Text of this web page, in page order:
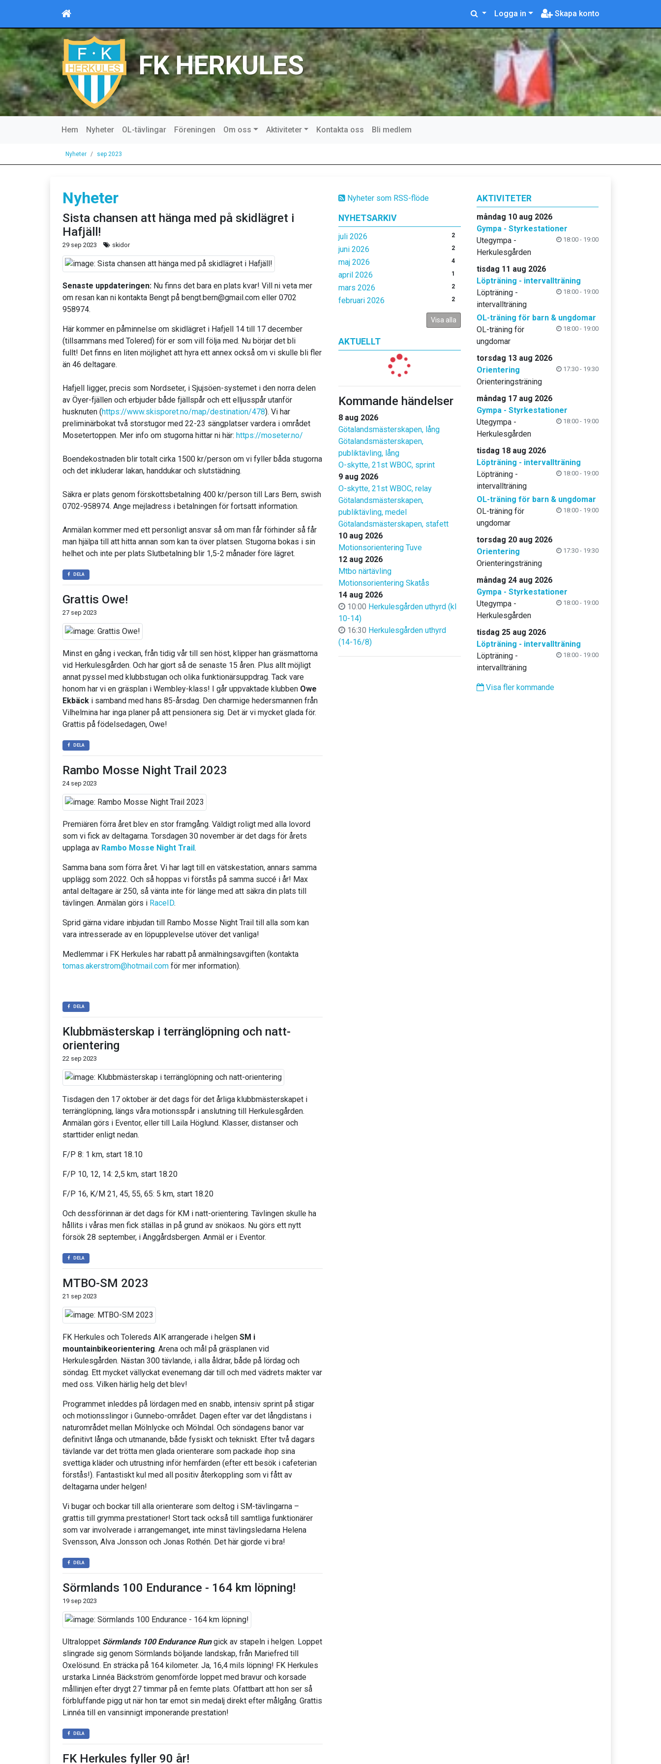
Logga in Skapa konto
FK HERKULES
Hem Nyheter OL-tävlingar Föreningen Om oss Aktiviteter Kontakta oss Bli medlem
Nyheter sep 2023
Nyheter som RSS-flöde
NYHETSARKIV
juli 2026 2
juni 2026 2
maj 2026 4
april 2026 1
mars 2026 2
februari 2026 2
Visa alla
AKTUELLT
Kommande händelser
8 aug 2026
Götalandsmästerskapen, lång
Götalandsmästerskapen,
publiktävling, lång
O-skytte, 21st WBOC, sprint
9 aug 2026
O-skytte, 21st WBOC, relay
Götalandsmästerskapen,
publiktävling, medel
Götalandsmästerskapen, stafett
10 aug 2026
Motionsorientering Tuve
12 aug 2026
Mtbo närtävling
Motionsorientering Skatås
14 aug 2026
10:00 Herkulesgården uthyrd (kl
10-14)
16:30 Herkulesgården uthyrd
(14-16/8)
Nyheter
Sista chansen att hänga med på skidlägret i
Hafjäll!
29 sep 2023 skidor
Senaste uppdateringen: Nu finns det bara en plats kvar! Vill ni veta mer
om resan kan ni kontakta Bengt på bengt.bern@gmail.com eller 0702
958974.
Här kommer en påminnelse om skidlägret i Hafjell 14 till 17 december
(tillsammans med Tolered) för er som vill följa med. Nu börjar det bli
fullt! Det finns en liten möjlighet att hyra ett annex också om vi skulle bli fler
än 46 deltagare.
Hafjell ligger, precis som Nordseter, i Sjujsöen-systemet i den norra delen
av Öyer-fjällen och erbjuder både fjällspår och ett elljusspår utanför
husknuten (https://www.skisporet.no/map/destination/478). Vi har
preliminärbokat två storstugor med 22-23 sängplatser vardera i området
Mosetertoppen. Mer info om stugorna hittar ni här: https://moseter.no/
Boendekostnaden blir totalt cirka 1500 kr/person om vi fyller båda stugorna
och det inkluderar lakan, handdukar och slutstädning.
Säkra er plats genom förskottsbetalning 400 kr/person till Lars Bern, swish
0702-958974. Ange mejladress i betalningen för fortsatt information.
Anmälan kommer med ett personligt ansvar så om man får förhinder så får
man hjälpa till att hitta annan som kan ta över platsen. Stugorna bokas i sin
helhet och inte per plats Slutbetalning blir 1,5-2 månader före lägret.
DELA
Grattis Owe!
27 sep 2023
Minst en gång i veckan, från tidig vår till sen höst, klipper han gräsmattorna
vid Herkulesgården. Och har gjort så de senaste 15 åren. Plus allt möjligt
annat pyssel med klubbstugan och olika funktionärsuppdrag. Tack vare
honom har vi en gräsplan i Wembley-klass! I går uppvaktade klubben Owe
Ekbäck i samband med hans 85-årsdag. Den charmige hedersmannen från
Vilhelmina har inga planer på att pensionera sig. Det är vi mycket glada för.
Grattis på födelsedagen, Owe!
DELA
Rambo Mosse Night Trail 2023
24 sep 2023
Premiären förra året blev en stor framgång. Väldigt roligt med alla lovord
som vi fick av deltagarna. Torsdagen 30 november är det dags för årets
upplaga av Rambo Mosse Night Trail .
Samma bana som förra året. Vi har lagt till en vätskestation, annars samma
upplägg som 2022. Och så hoppas vi förstås på samma succé i år! Max
antal deltagare är 250, så vänta inte för länge med att säkra din plats till
tävlingen. Anmälan görs i RaceID.
Sprid gärna vidare inbjudan till Rambo Mosse Night Trail till alla som kan
vara intresserade av en löpupplevelse utöver det vanliga!
Medlemmar i FK Herkules har rabatt på anmälningsavgiften (kontakta
tomas.akerstrom@hotmail.com för mer information).
DELA
Klubbmästerskap i terränglöpning och natt-
orientering
22 sep 2023
Tisdagen den 17 oktober är det dags för det årliga klubbmästerskapet i
terränglöpning, längs våra motionsspår i anslutning till Herkulesgården.
Anmälan görs i Eventor, eller till Laila Höglund. Klasser, distanser och
starttider enligt nedan.
F/P 8: 1 km, start 18.10
F/P 10, 12, 14: 2,5 km, start 18.20
F/P 16, K/M 21, 45, 55, 65: 5 km, start 18.20
Och dessförinnan är det dags för KM i natt-orientering. Tävlingen skulle ha
hållits i våras men fick ställas in på grund av snökaos. Nu görs ett nytt
försök 28 september, i Änggårdsbergen. Anmäl er i Eventor.
DELA
MTBO-SM 2023
21 sep 2023
FK Herkules och Tolereds AIK arrangerade i helgen SM i
mountainbikeorientering. Arena och mål på gräsplanen vid
Herkulesgården. Nästan 300 tävlande, i alla åldrar, både på lördag och
söndag. Ett mycket vällyckat evenemang där till och med vädrets makter var
med oss. Vilken härlig helg det blev!
Programmet inleddes på lördagen med en snabb, intensiv sprint på stigar
och motionsslingor i Gunnebo-området. Dagen efter var det långdistans i
naturområdet mellan Mölnlycke och Mölndal. Och söndagens banor var
definitivt långa och utmanande, både fysiskt och tekniskt. Efter två dagars
tävlande var det trötta men glada orienterare som packade ihop sina
svettiga kläder och utrustning inför hemfärden (efter ett besök i cafeterian
förstås!). Fantastiskt kul med all positiv återkoppling som vi fått av
deltagarna under helgen!
Vi bugar och bockar till alla orienterare som deltog i SM-tävlingarna –
grattis till grymma prestationer! Stort tack också till samtliga funktionärer
som var involverade i arrangemanget, inte minst tävlingsledarna Helena
Svensson, Alva Jonsson och Jonas Rothén. Det här gjorde vi bra!
DELA
Sörmlands 100 Endurance - 164 km löpning!
19 sep 2023
Ultraloppet Sörmlands 100 Endurance Rungick av stapeln i helgen. Loppet
slingrade sig genom Sörmlands böljande landskap, från Mariefred till
Oxelösund. En sträcka på 164 kilometer. Ja, 16,4 mils löpning! FK Herkules
urstarka Linnéa Bäckström genomförde loppet med bravur och korsade
mållinjen efter drygt 27 timmar på en femte plats. Ofattbart att hon ser så
förbluffande pigg ut när hon tar emot sin medalj direkt efter målgång. Grattis
Linnéa till en vansinnigt imponerande prestation!
DELA
FK Herkules fyller 90 år!
AKTIVITETER
måndag 10 aug 2026
Gympa - Styrkestationer
18:00 - 19:00
Utegympa -
Herkulesgården
tisdag 11 aug 2026
Löpträning - intervallträning
18:00 - 19:00
Löpträning -
intervallträning
OL-träning för barn & ungdomar
18:00 - 19:00
OL-träning för
ungdomar
torsdag 13 aug 2026
Orientering
17:30 - 19:30
Orienteringsträning
måndag 17 aug 2026
Gympa - Styrkestationer
18:00 - 19:00
Utegympa -
Herkulesgården
tisdag 18 aug 2026
Löpträning - intervallträning
18:00 - 19:00
Löpträning -
intervallträning
OL-träning för barn & ungdomar
18:00 - 19:00
OL-träning för
ungdomar
torsdag 20 aug 2026
Orientering
17:30 - 19:30
Orienteringsträning
måndag 24 aug 2026
Gympa - Styrkestationer
18:00 - 19:00
Utegympa -
Herkulesgården
tisdag 25 aug 2026
Löpträning - intervallträning
18:00 - 19:00
Löpträning -
intervallträning
Visa fler kommande